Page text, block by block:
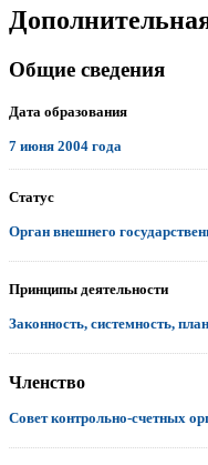
Общие сведения
Дата образования
7 июня 2004 года
Статус
Орган внешнего
Принципы деятельности
Законность, системность,
Членство
Совет контрольно-счетных